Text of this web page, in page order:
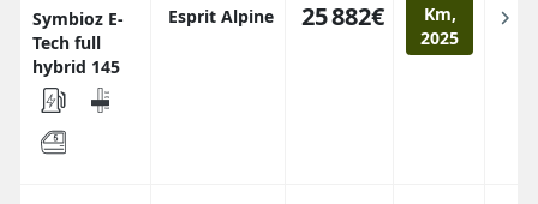
Symbioz E-
Tech full
hybrid 145
Esprit Alpine 25 882€
Km,
2025